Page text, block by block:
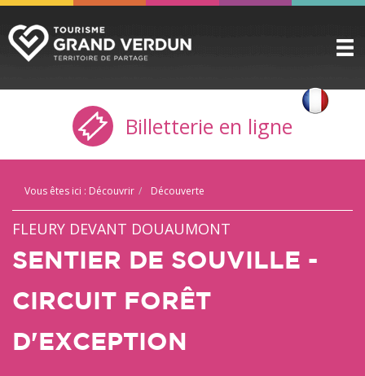
DÉCOUVRIR
A VOIR / A FAIRE
INFOS PRATIQUES
SERVICE GROUPES
ESPACE PRO
CITADELLE
BILLETTERIE
Billetterie en ligne
Vous êtes ici : Découvrir Découverte
FLEURY DEVANT DOUAUMONT
SENTIER DE SOUVILLE -
CIRCUIT FORÊT
D'EXCEPTION